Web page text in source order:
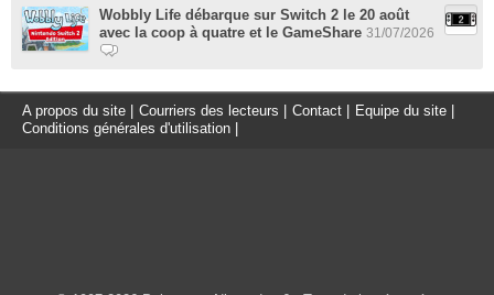
Wobbly Life débarque sur Switch 2 le 20 août
avec la coop à quatre et le GameShare 31/07/2026
A propos du site Courriers des lecteurs Contact Equipe du site
Conditions générales d'utilisation